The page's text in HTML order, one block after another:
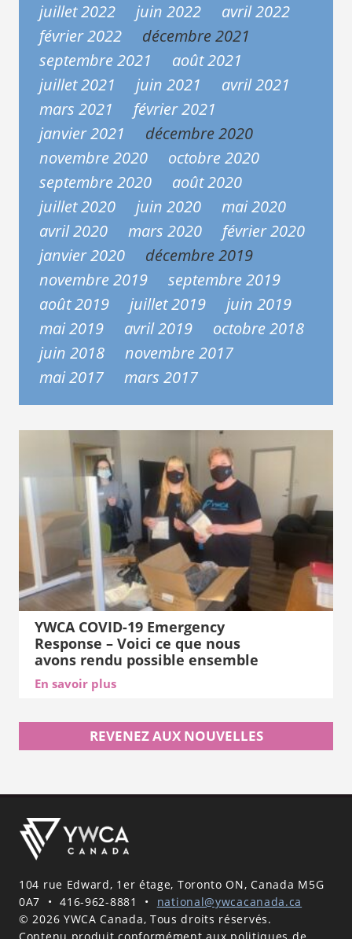
juillet 2022
juin 2022
avril 2022
février 2022
décembre 2021
septembre 2021
août 2021
juillet 2021
juin 2021
avril 2021
mars 2021
février 2021
janvier 2021
décembre 2020
novembre 2020
octobre 2020
septembre 2020
août 2020
juillet 2020
juin 2020
mai 2020
avril 2020
mars 2020
février 2020
janvier 2020
décembre 2019
novembre 2019
septembre 2019
août 2019
juillet 2019
juin 2019
mai 2019
avril 2019
octobre 2018
juin 2018
novembre 2017
mai 2017
mars 2017
YWCA COVID-19 Emergency
Response – Voici ce que nous
avons rendu possible ensemble
En savoir plus
REVENEZ AUX NOUVELLES
104 rue Edward, 1er étage, Toronto ON, Canada M5G
0A7
• 416-962-8881 •
national@ywcacanada.ca
© 2026 YWCA Canada, Tous droits réservés.